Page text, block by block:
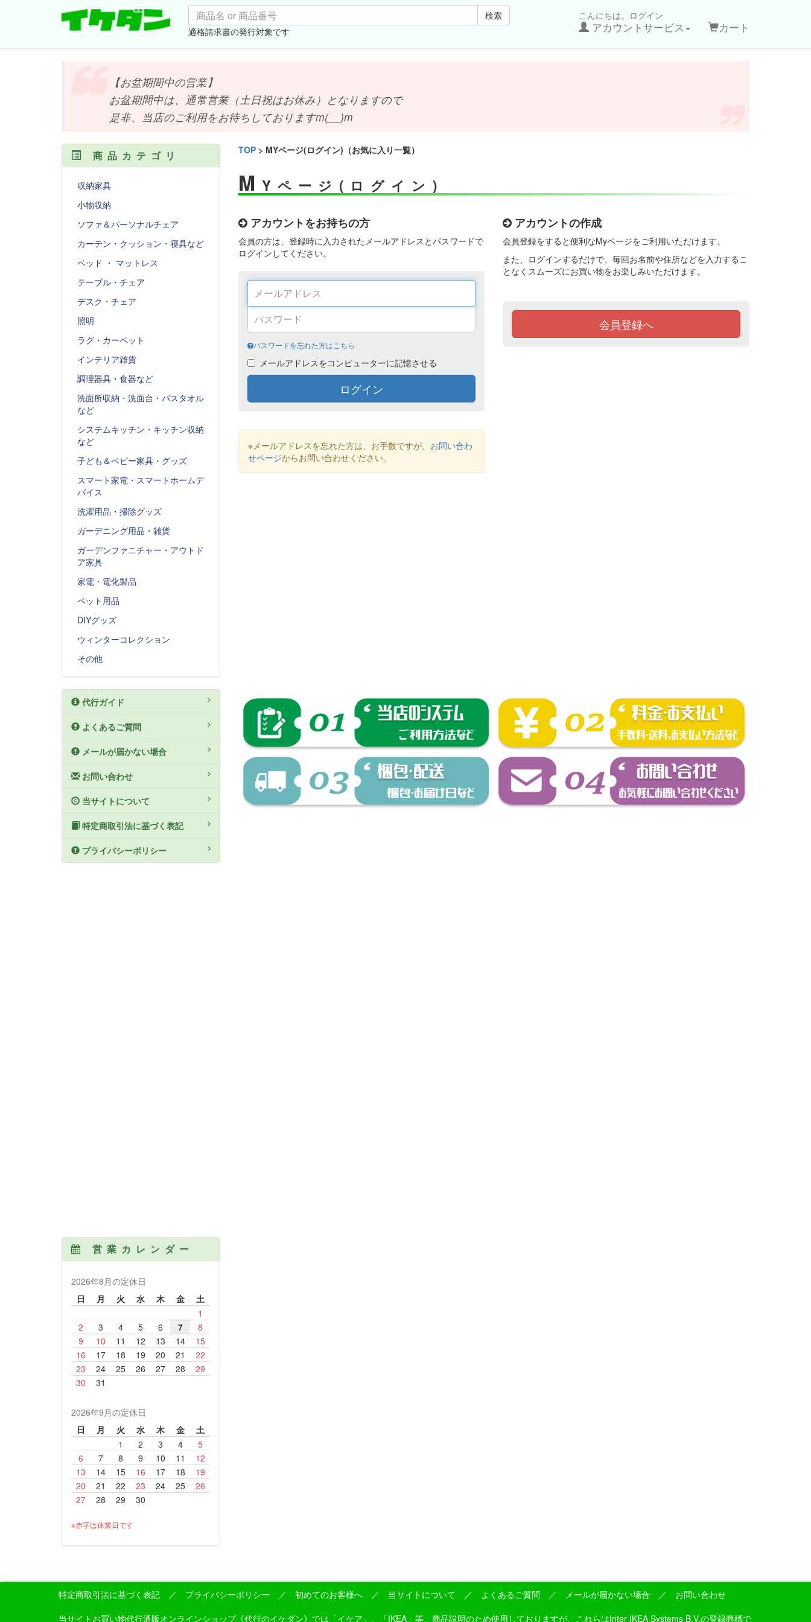
検索
適格請求書の発行対象です
こんにちは。ログイン
アカウントサービス カート
【お盆期間中の営業】
お盆期間中は、通常営業（土日祝はお休み）となりますので
是非、当店のご利用をお待ちしておりますm(__)m
TOP> MYページ(ログイン)（お気に入り一覧）
M Yページ(ログイン)
アカウントをお持ちの方
会員の方は、登録時に入力されたメールアドレスとパスワードで
ログインしてください。
パスワードを忘れた方はこちら
メールアドレスをコンピューターに記憶させる
ログイン
※メールアドレスを忘れた方は、お手数ですが、 お問い合わ
せページからお問い合わせください。
アカウントの作成
会員登録をすると便利なMyページをご利用いただけます。
また、ログインするだけで、毎回お名前や住所などを入力するこ
となくスムーズにお買い物をお楽しみいただけます。
会員登録へ
商品カテゴリ
収納家具
小物収納
ソファ＆パーソナルチェア
カーテン・クッション・寝具など
ベッド ・ マットレス
テーブル・チェア
デスク・チェア
照明
ラグ・カーペット
インテリア雑貨
調理器具・食器など
洗面所収納・洗面台・バスタオル
など
システムキッチン・キッチン収納
など
子ども＆ベビー家具・グッズ
スマート家電・スマートホームデ
バイス
洗濯用品・掃除グッズ
ガーデニング用品・雑貨
ガーデンファニチャー・アウトド
ア家具
家電・電化製品
ペット用品
DIYグッズ
ウィンターコレクション
その他
代行ガイド
よくあるご質問
メールが届かない場合
お問い合わせ
当サイトについて
特定商取引法に基づく表記
プライバシーポリシー
営業カレンダー
2026年8月の定休日
日
月 火 水 木 金
土
1
2
3 4 5 6 7
8
9
10 11 12 13 14
15
16
17 18 19 20 21
22
23
24 25 26 27 28
29
30
31
2026年9月の定休日
日
月 火 水 木 金
土
1
2 3 4
5
6
7 8 9 10 11
12
13
14 15 16 17 18
19
20
21 22 23 24 25
26
27
28 29 30
※赤字は休業日です
特定商取引法に基づく表記 ／ プライバシーポリシー ／ 初めてのお客様へ ／ 当サイトについて ／ よくあるご質問 ／ メールが届かない場合 ／ お問い合わせ
当サイトお買い物代行通販オンラインショップ《代行のイケダン》では「イケア」、「IKEA」等、商品説明のため使用しておりますが、これらはInter IKEA Systems B.V.の登録商標で